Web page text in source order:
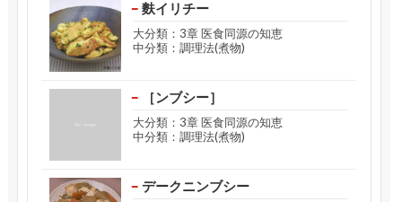
麩イリチー
大分類：3章 医食同源の知恵
中分類：調理法(煮物)
［ンブシー］
大分類：3章 医食同源の知恵
中分類：調理法(煮物)
デークニンブシー